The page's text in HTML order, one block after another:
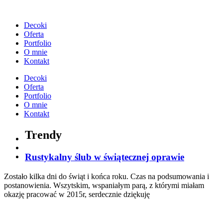
treści
Decoki
Oferta
Portfolio
O mnie
Kontakt
Decoki
Oferta
Portfolio
O mnie
Kontakt
Trendy
Rustykalny ślub w świątecznej oprawie
Zostało kilka dni do świąt i końca roku. Czas na podsumowania i
postanowienia. Wszytskim, wspaniałym parą, z którymi miałam
okazję pracować w 2015r, serdecznie dziękuję